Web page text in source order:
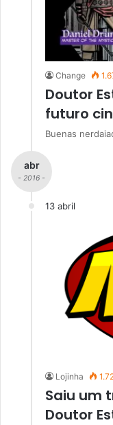
Change
Doutor
futuro
Buenas
abr
- 2016 -
13 abril
Lojinha
Saiu um
Doutor